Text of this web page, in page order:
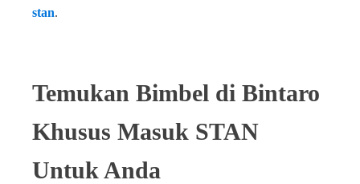
stan.
Temukan Bimbel di Bintaro
Khusus Masuk STAN
Untuk Anda